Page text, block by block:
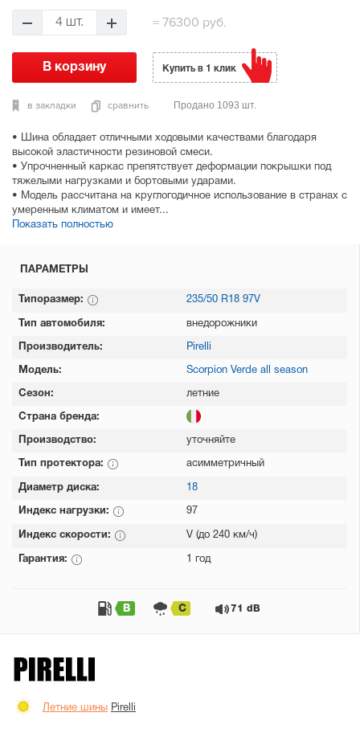
• Шина обладает отличными ходовыми качествами благодаря
высокой эластичности резиновой смеси.
• Упрочненный каркас препятствует деформации покрышки под
тяжелыми нагрузками и бортовыми ударами.
• Модель рассчитана на круглогодичное использование в странах с
умеренным климатом и имеет...
Показать полностью
4 шт. = 76300 руб.
в закладки сравнить
Купить в 1 клик
Продано 1093 шт.
ПАРАМЕТРЫ
Типоразмер: 235/50 R18 97V
Тип автомобиля: внедорожники
Производитель: Pirelli
Модель: Scorpion Verde all season
Сезон: летние
Страна бренда:
Производство: уточняйте
Тип протектора: асимметричный
Диаметр диска: 18
Индекс нагрузки: 97
Индекс скорости: V (до 240 км/ч)
Гарантия: 1 год
B C 71 dB
Летние шины Pirelli